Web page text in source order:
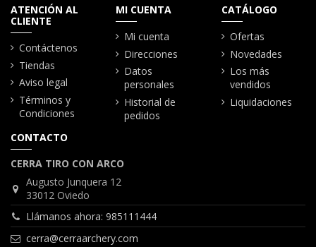
ATENCIÓN AL
CLIENTE
Contáctenos
Tiendas
Aviso legal
Términos y
Condiciones
MI CUENTA
Mi cuenta
Direcciones
Datos
personales
Historial de
pedidos
CATÁLOGO
Ofertas
Novedades
Los más
vendidos
Liquidaciones
CONTACTO
CERRA TIRO CON ARCO
Augusto Junquera 12
33012 Oviedo
Llámanos ahora: 985111444
cerra@cerraarchery.com